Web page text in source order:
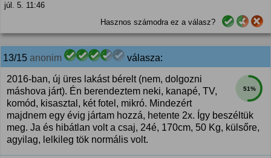
júl. 5. 11:46
Hasznos számodra ez a válasz?
13/15 anonim válasza:
51%
2016-ban, új üres lakást bérelt (nem, dolgozni
máshova járt). Én berendeztem neki, kanapé, TV,
komód, kisasztal, két fotel, mikró. Mindezért
majdnem egy évig jártam hozzá, hetente 2x. Így beszéltük
meg. Ja és hibátlan volt a csaj, 24é, 170cm, 50 Kg, külsőre,
agyilag, lelkileg tök normális volt.